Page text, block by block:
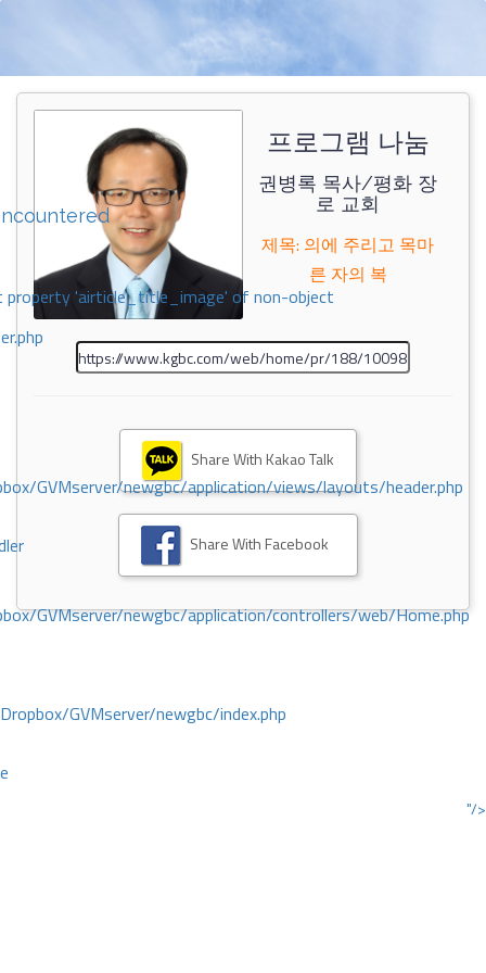
property 'airticle_title_image' of non-object
GVMserver/newgbc/application/views/layouts/header.php
GVMserver/newgbc/application/controllers/web/Home.php
GVMserver/newgbc/index.php
"/>
프로그램 나눔
권병록 목사/평화 장
로 교회
제목: 의에 주리고 목마
른 자의 복
Share With Kakao Talk
Share With Facebook